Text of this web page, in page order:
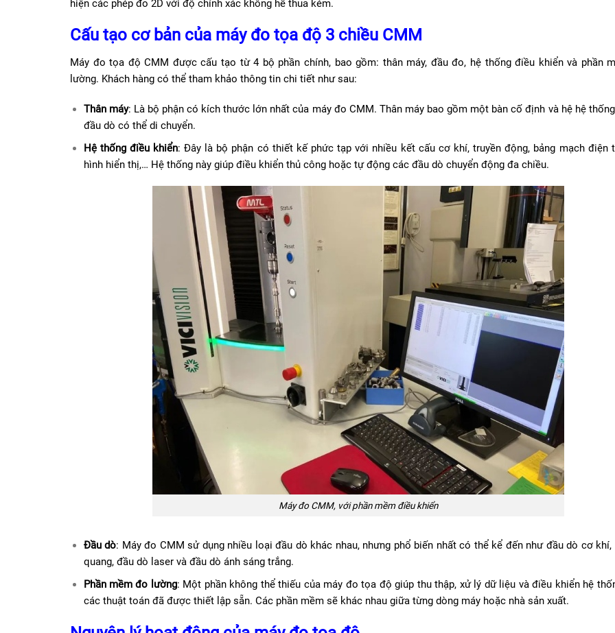
hiện các phép đo 2D với độ chính xác không hề thua kém.
Cấu tạo cơ bản của máy đo tọa độ 3 chiều CMM
Máy đo tọa độ CMM được cấu tạo từ 4 bộ phần chính, bao gồm: thân máy, đầu đo, hệ thống điều khiển và phần
lường. Khách hàng có thể tham khảo thông tin chi tiết như sau:
Thân máy: Là bộ phận có kích thước lớn nhất của máy đo CMM. Thân máy bao gồm một bàn cố định và hệ hệ
đầu dò có thể di chuyển.
Hệ thống điều khiển: Đây là bộ phận có thiết kế phức tạp với nhiều kết cấu cơ khí, truyền động, bảng mạch điện
hình hiển thị,… Hệ thống này giúp điều khiển thủ công hoặc tự động các đầu dò chuyển động đa chiều.
Máy đo CMM, với phần mềm điều khiển
Đầu dò: Máy đo CMM sử dụng nhiều loại đầu dò khác nhau, nhưng phổ biến nhất có thể kể đến như đầu dò cơ khí,
quang, đầu dò laser và đầu dò ánh sáng trắng.
Phần mềm đo lường: Một phần không thể thiếu của máy đo tọa độ giúp thu thập, xử lý dữ liệu và điều khiển hệ
các thuật toán đã được thiết lập sẵn. Các phần mềm sẽ khác nhau giữa từng dòng máy hoặc nhà sản xuất.